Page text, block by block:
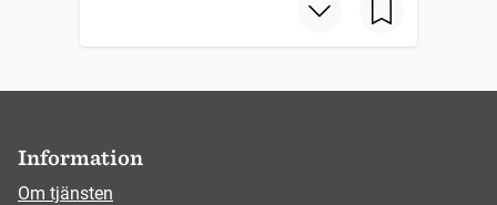
Information
Om tjänsten